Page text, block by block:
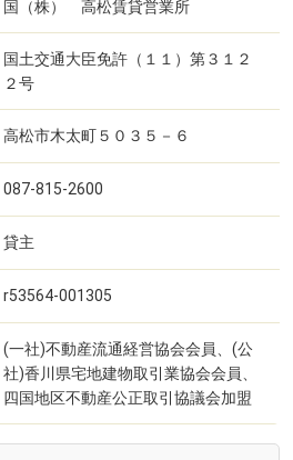
国（株） 高松賃貸営業所
国土交通大臣免許（１１）第３１２
２号
高松市木太町５０３５－６
087-815-2600
貸主
r53564-001305
(一社)不動産流通経営協会会員、(公
社)香川県宅地建物取引業協会会員、
四国地区不動産公正取引協議会加盟